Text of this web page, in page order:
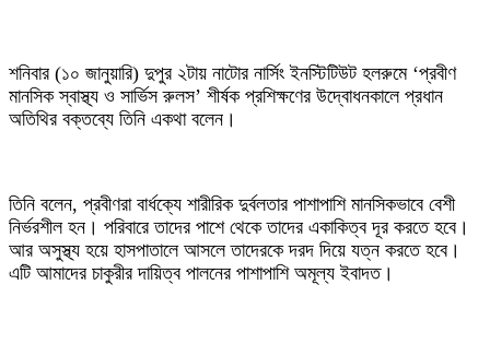
শনিবার (১০ জানুয়ারি) দুপুর ২টায় নাটোর নার্সিং ইনস্টিটিউট হলরুমে ‘প্রবীণ
মানসিক স্বাস্থ্য ও সার্ভিস রুলস’ শীর্ষক প্রশিক্ষণের উদ্বোধনকালে প্রধান
অতিথির বক্তব্যে তিনি একথা বলেন।
তিনি বলেন, প্রবীণরা বার্ধক্যে শারীরিক দুর্বলতার পাশাপাশি মানসিকভাবে বেশী
নির্ভরশীল হন। পরিবারে তাদের পাশে থেকে তাদের একাকিত্ব দূর করতে হবে।
আর অসুস্থ্য হয়ে হাসপাতালে আসলে তাদেরকে দরদ দিয়ে যত্ন করতে হবে।
এটি আমাদের চাকুরীর দায়িত্ব পালনের পাশাপাশি অমূল্য ইবাদত।